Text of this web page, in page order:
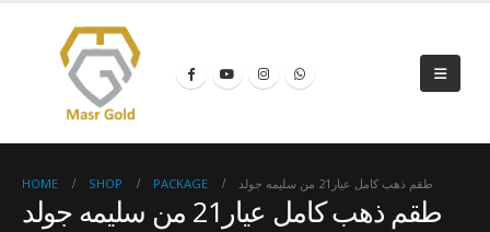
HOME SHOP PACKAGE طقم ذهب كامل عيار21 من سليمه جولد
طقم ذهب كامل عيار21 من سليمه جولد